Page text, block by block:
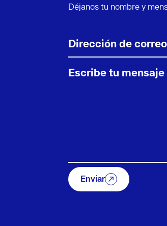
Déjanos tu nombre y
Enviar